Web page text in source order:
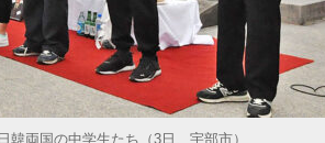
両国の中学生たち（3日、宇部市）